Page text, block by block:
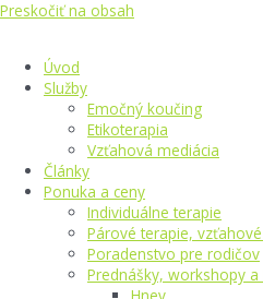
Preskočiť na obsah
Úvod
Služby
Emočný koučing
Etikoterapia
Vzťahová mediácia
Články
Ponuka a ceny
Individuálne terapie
Párové terapie,
Poradenstvo pre rodičov
Prednášky, workshopy a
Hnev